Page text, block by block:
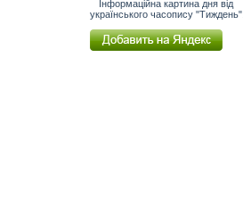
Інформаційна картина дня від
українського часопису "Тиждень".